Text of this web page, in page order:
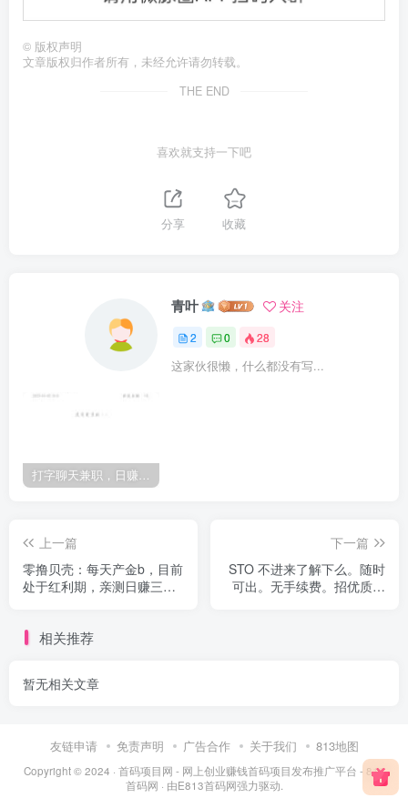
© 版权声明
文章版权归作者所有，未经允许请勿转载。
THE END
喜欢就支持一下吧
分享 收藏
青叶 关注
2 0 28
这家伙很懒，什么都没有写...
打字聊天兼职，日赚几百正规绿色，长久稳定，欢迎各大团队，散户，对接推广
上一篇
零撸贝壳：每天产金b，目前
处于红利期，亲测日赚三位
下一篇
STO 不进来了解下么。随时
可出。无手续费。招优质团
相关推荐
暂无相关文章
友链申请 免责声明 广告合作 关于我们 813地图
Copyright © 2024 · 首码项目网 - 网上创业赚钱首码项目发布推广平台 - 813
首码网 · 由E813首码网强力驱动.